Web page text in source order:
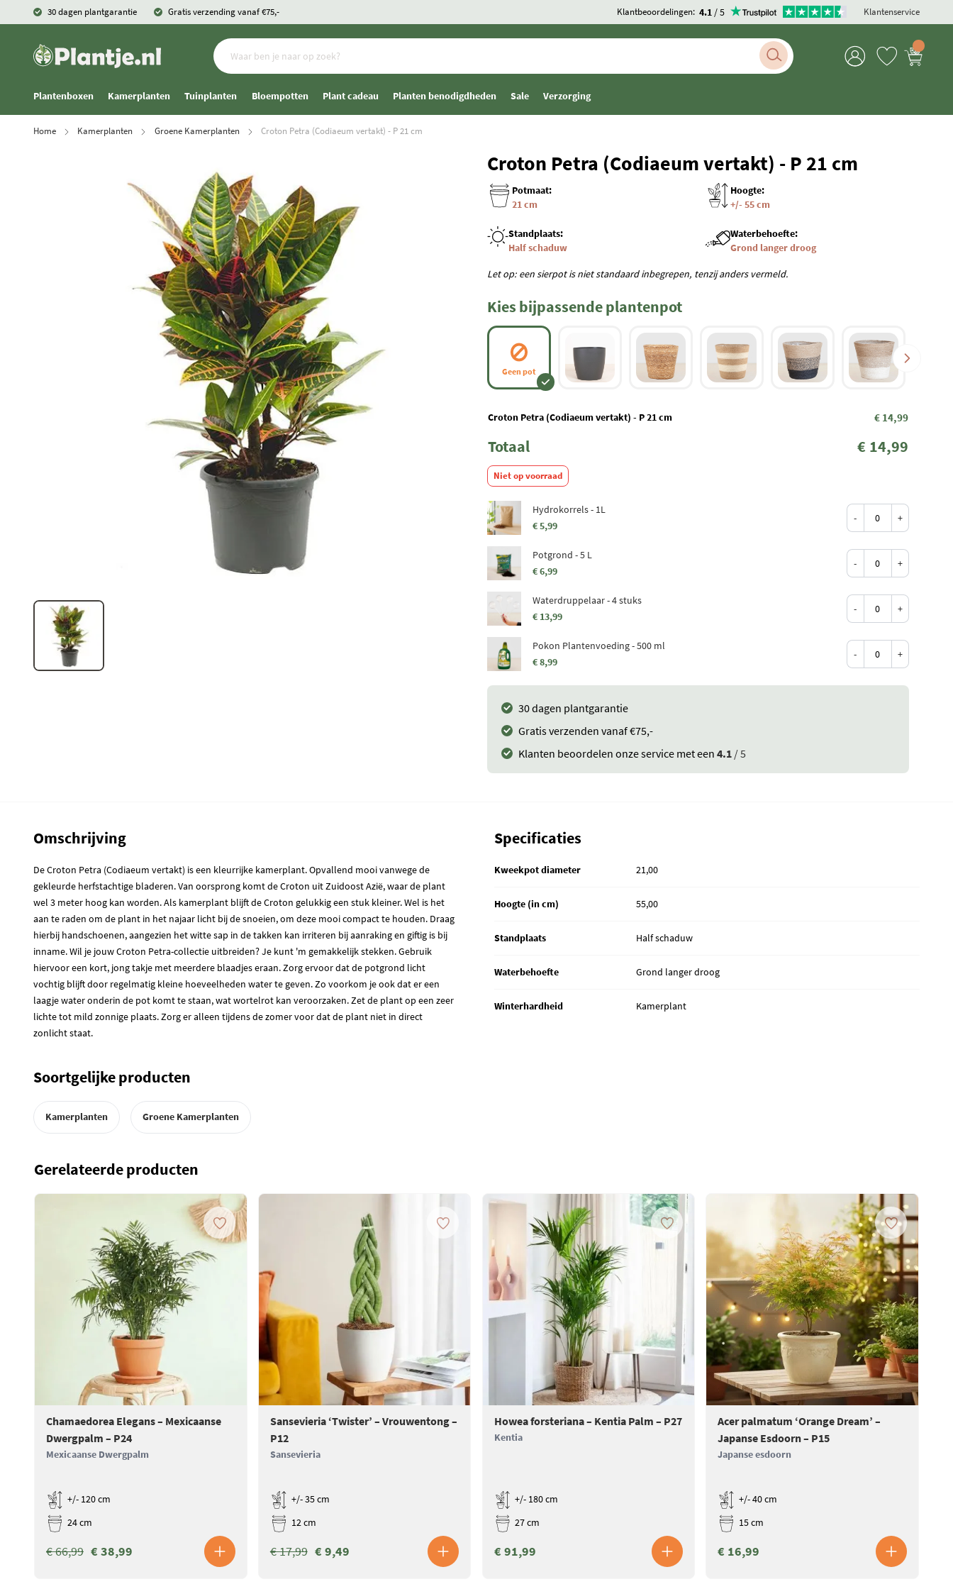
30 dagen plantgarantie Gratis verzending vanaf €75,- Klantbeoordelingen: 4.1 / 5 Klantenservice
Plantenboxen Kamerplanten Tuinplanten Bloempotten Plant cadeau Planten benodigdheden Sale Verzorging
Home Kamerplanten Groene Kamerplanten Croton Petra (Codiaeum vertakt) - P 21 cm
Croton Petra (Codiaeum vertakt) - P 21 cm
Potmaat:
21 cm
Hoogte:
+/- 55 cm
Standplaats:
Half schaduw
Waterbehoefte:
Grond langer droog
Let op: een sierpot is niet standaard inbegrepen, tenzij anders vermeld.
Kies bijpassende plantenpot
Geen pot
Croton Petra (Codiaeum vertakt) - P 21 cm € 14,99
Totaal € 14,99
Niet op voorraad
Hydrokorrels - 1L
€ 5,99
- +
Potgrond - 5 L
€ 6,99
- +
Waterdruppelaar - 4 stuks
€ 13,99
- +
Pokon Plantenvoeding - 500 ml
€ 8,99
- +
30 dagen plantgarantie
Gratis verzenden vanaf €75,-
Klanten beoordelen onze service met een 4.1 / 5
Omschrijving
De Croton Petra (Codiaeum vertakt) is een kleurrijke kamerplant. Opvallend mooi vanwege de
gekleurde herfstachtige bladeren. Van oorsprong komt de Croton uit Zuidoost Azië, waar de plant
wel 3 meter hoog kan worden. Als kamerplant blijft de Croton gelukkig een stuk kleiner. Wel is het
aan te raden om de plant in het najaar licht bij de snoeien, om deze mooi compact te houden. Draag
hierbij handschoenen, aangezien het witte sap in de takken kan irriteren bij aanraking en giftig is bij
inname. Wil je jouw Croton Petra-collectie uitbreiden? Je kunt 'm gemakkelijk stekken. Gebruik
hiervoor een kort, jong takje met meerdere blaadjes eraan. Zorg ervoor dat de potgrond licht
vochtig blijft door regelmatig kleine hoeveelheden water te geven. Zo voorkom je ook dat er een
laagje water onderin de pot komt te staan, wat wortelrot kan veroorzaken. Zet de plant op een zeer
lichte tot mild zonnige plaats. Zorg er alleen tijdens de zomer voor dat de plant niet in direct
zonlicht staat.
Specificaties
Kweekpot diameter 21,00
Hoogte (in cm) 55,00
Standplaats Half schaduw
Waterbehoefte Grond langer droog
Winterhardheid Kamerplant
Soortgelijke producten
Kamerplanten Groene Kamerplanten
Gerelateerde producten
Chamaedorea Elegans – Mexicaanse
Dwergpalm – P24
Mexicaanse Dwergpalm
+/- 120 cm
24 cm
€ 38,99
€ 66,99
Sansevieria ‘Twister’ – Vrouwentong –
P12
Sansevieria
+/- 35 cm
12 cm
€ 9,49
€ 17,99
Howea forsteriana – Kentia Palm – P27
Kentia
+/- 180 cm
27 cm
€ 91,99
Acer palmatum ‘Orange Dream’ –
Japanse Esdoorn – P15
Japanse esdoorn
+/- 40 cm
15 cm
€ 16,99